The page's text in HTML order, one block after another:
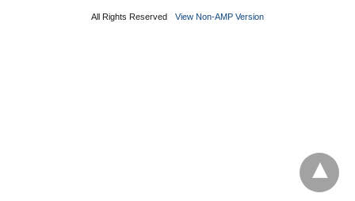
All Rights Reserved View Non-AMP Version